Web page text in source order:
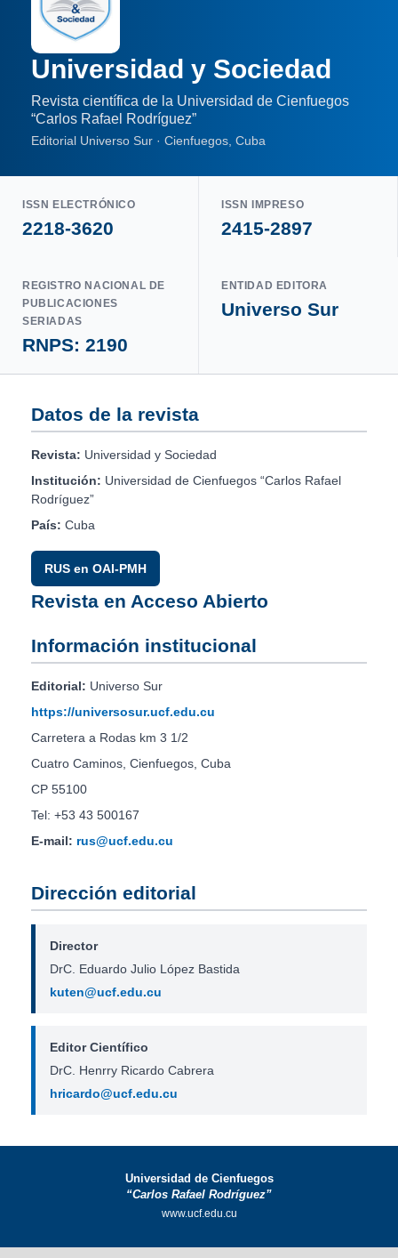
Universidad y Sociedad
Revista científica de la Universidad de Cienfuegos
“Carlos Rafael Rodríguez”
Editorial Universo Sur · Cienfuegos, Cuba
ISSN ELECTRÓNICO
2218-3620
ISSN IMPRESO
2415-2897
REGISTRO NACIONAL DE
PUBLICACIONES
SERIADAS
RNPS: 2190
ENTIDAD EDITORA
Universo Sur
Datos de la revista
Revista: Universidad y Sociedad
Institución: Universidad de Cienfuegos “Carlos Rafael
Rodríguez”
País: Cuba
RUS en OAI-PMH
Revista en Acceso Abierto
Información institucional
Editorial: Universo Sur
https://universosur.ucf.edu.cu
Carretera a Rodas km 3 1/2
Cuatro Caminos, Cienfuegos, Cuba
CP 55100
Tel: +53 43 500167
E-mail: rus@ucf.edu.cu
Dirección editorial
Director
DrC. Eduardo Julio López Bastida
kuten@ucf.edu.cu
Editor Científico
DrC. Henrry Ricardo Cabrera
hricardo@ucf.edu.cu
Universidad de Cienfuegos
“Carlos Rafael Rodríguez”
www.ucf.edu.cu